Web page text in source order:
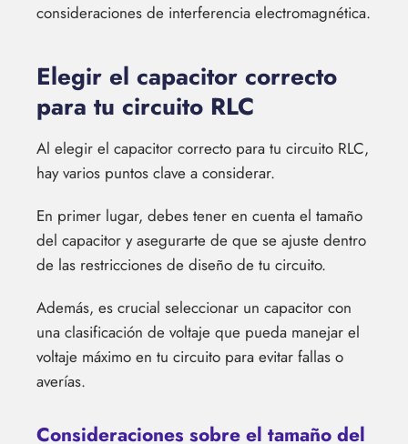
consideraciones de interferencia electromagnética.
Elegir el capacitor correcto
para tu circuito RLC
Al elegir el capacitor correcto para tu circuito RLC,
hay varios puntos clave a considerar.
En primer lugar, debes tener en cuenta el tamaño
del capacitor y asegurarte de que se ajuste dentro
de las restricciones de diseño de tu circuito.
Además, es crucial seleccionar un capacitor con
una clasificación de voltaje que pueda manejar el
voltaje máximo en tu circuito para evitar fallas o
averías.
Consideraciones sobre el tamaño del